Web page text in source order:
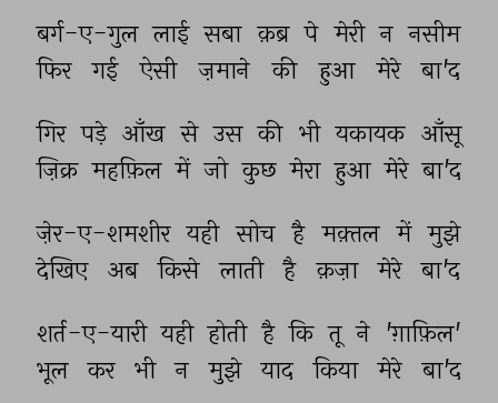
बर्ग-ए-गुल लाई सबा क़ब्र पे मेरी न नसीम
फिर
गई ऐसी ज़माने की हुआ मेरे बा'द
गिर पड़े आँख से उस की भी यकायक आँसू
ज़िक्र महफ़िल में जो कुछ मेरा हुआ मेरे बा'द
ज़ेर-ए-शमशीर यही सोच है मक़्तल में मुझे
देखिए
अब किसे लाती है क़ज़ा मेरे बा'द
शर्त-ए-यारी यही होती है कि तू ने 'ग़ाफ़िल'
भूल कर भी न मुझे याद किया मेरे बा'द